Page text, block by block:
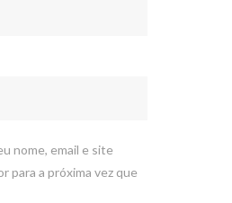
nome, email e site
para a próxima vez que